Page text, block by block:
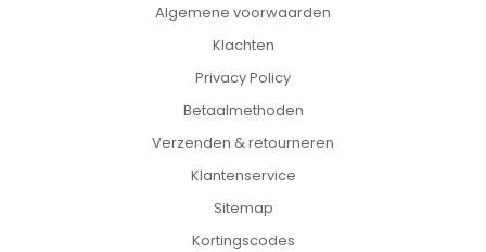
Algemene voorwaarden
Klachten
Privacy Policy
Betaalmethoden
Verzenden & retourneren
Klantenservice
Sitemap
Kortingscodes